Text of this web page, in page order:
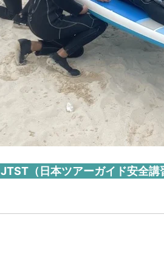
JTST（日本ツアーガイド安全